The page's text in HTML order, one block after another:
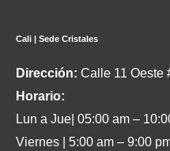
Cali | Sede Cristales
Dirección: Calle 11 Oeste
Horario:
Lun a Jue| 05:00 am –
Viernes | 5:00 am – 9:00